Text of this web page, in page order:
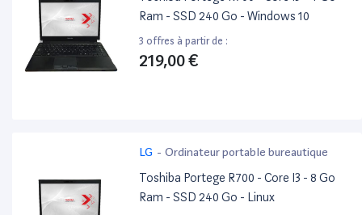
Ram - SSD 240 Go - Windows 10
3 offres à partir de :
219,00 €
LG - Ordinateur portable bureautique
Toshiba Portege R700 - Core I3 - 8 Go
Ram - SSD 240 Go - Linux